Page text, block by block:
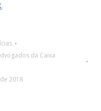
.
da Caixa
2018